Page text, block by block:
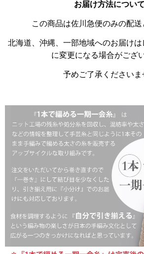
お届け方法について
この商品は佐川急便のみの配送
北海道、沖縄、一部地域へのお届け
に変更になる場合がござ
予めご了承くださいま